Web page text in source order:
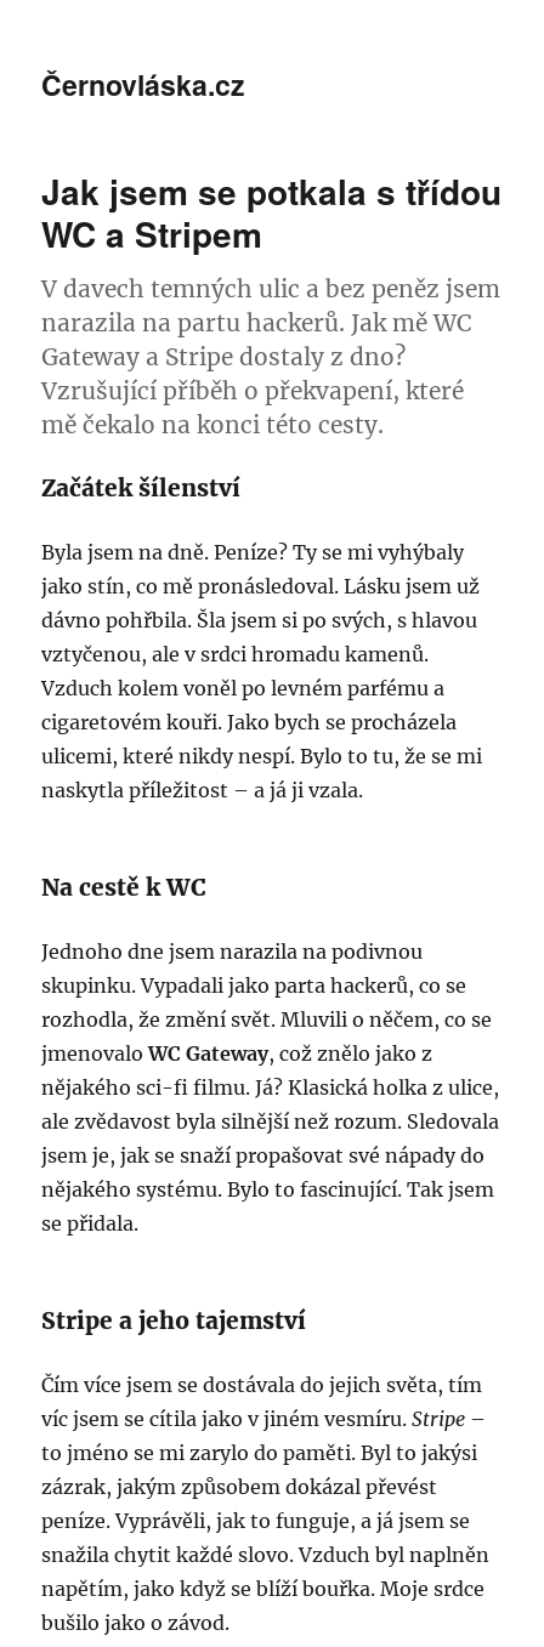
Černovláska.cz
Jak jsem se potkala s třídou
WC a Stripem
V davech temných ulic a bez peněz jsem
narazila na partu hackerů. Jak mě WC
Gateway a Stripe dostaly z dno?
Vzrušující příběh o překvapení, které
mě čekalo na konci této cesty.
Začátek šílenství
Byla jsem na dně. Peníze? Ty se mi vyhýbaly
jako stín, co mě pronásledoval. Lásku jsem už
dávno pohřbila. Šla jsem si po svých, s hlavou
vztyčenou, ale v srdci hromadu kamenů.
Vzduch kolem voněl po levném parfému a
cigaretovém kouři. Jako bych se procházela
ulicemi, které nikdy nespí. Bylo to tu, že se mi
naskytla příležitost – a já ji vzala.
Na cestě k WC
Jednoho dne jsem narazila na podivnou
skupinku. Vypadali jako parta hackerů, co se
rozhodla, že změní svět. Mluvili o něčem, co se
jmenovaloWC Gateway, což znělo jako z
nějakého sci-fi filmu. Já? Klasická holka z ulice,
ale zvědavost byla silnější než rozum. Sledovala
jsem je, jak se snaží propašovat své nápady do
nějakého systému. Bylo to fascinující. Tak jsem
se přidala.
Stripe a jeho tajemství
Čím více jsem se dostávala do jejich světa, tím
víc jsem se cítila jako v jiném vesmíru.Stripe –
to jméno se mi zarylo do paměti. Byl to jakýsi
zázrak, jakým způsobem dokázal převést
peníze. Vyprávěli, jak to funguje, a já jsem se
snažila chytit každé slovo. Vzduch byl naplněn
napětím, jako když se blíží bouřka. Moje srdce
bušilo jako o závod.